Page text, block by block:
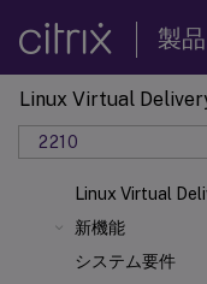
製
Linux Virtual
2210
Linux Virtual
新機能
システム要件